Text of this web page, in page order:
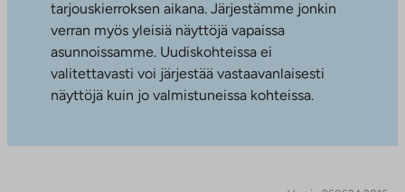
tarjouskierroksen aikana. Järjestämme jonkin
verran myös yleisiä näyttöjä vapaissa
asunnoissamme. Uudiskohteissa ei
valitettavasti voi järjestää vastaavanlaisesti
näyttöjä kuin jo valmistuneissa kohteissa.